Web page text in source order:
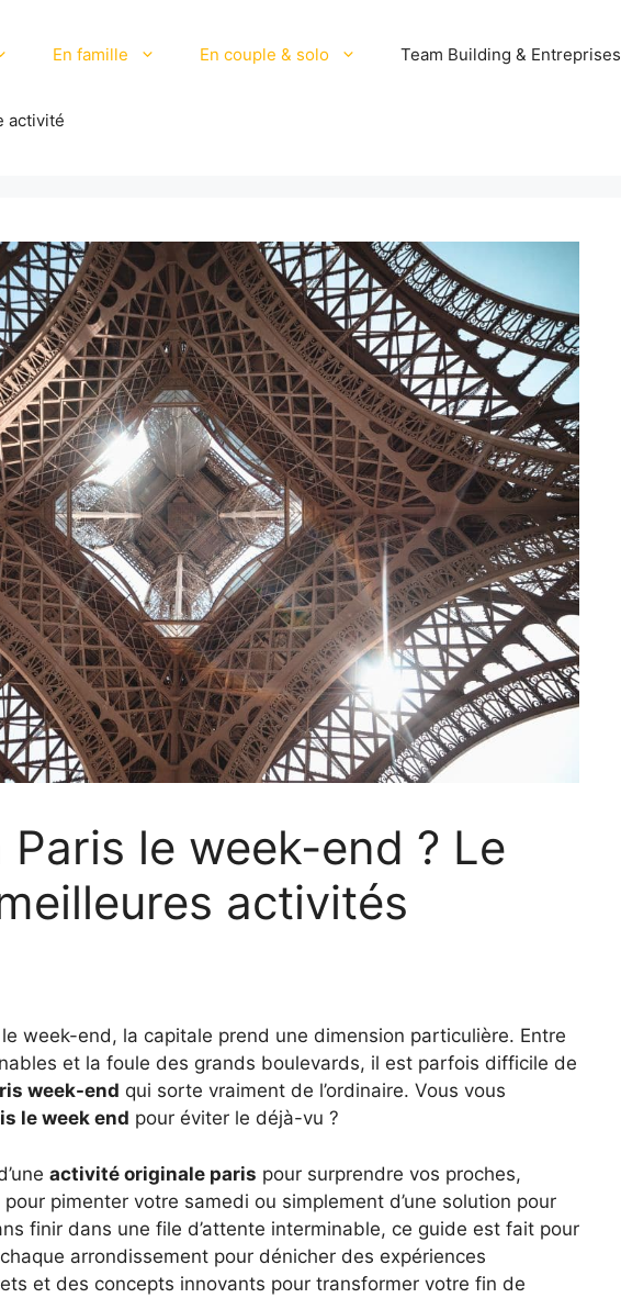
En famille En couple & solo Team Building & Entreprises
activité
Paris le week-end ? Le
activités
week-end, la capitale prend une dimension particulière. Entre
et la foule des grands boulevards, il est parfois difficile de
week-end qui sorte vraiment de l’ordinaire. Vous vous
le week end pour éviter le déjà-vu ?
activité originale paris pour surprendre vos proches,
pour pimenter votre samedi ou simplement d’une solution pour
finir dans une file d’attente interminable, ce guide est fait pour
arrondissement pour dénicher des expériences
et des concepts innovants pour transformer votre fin de